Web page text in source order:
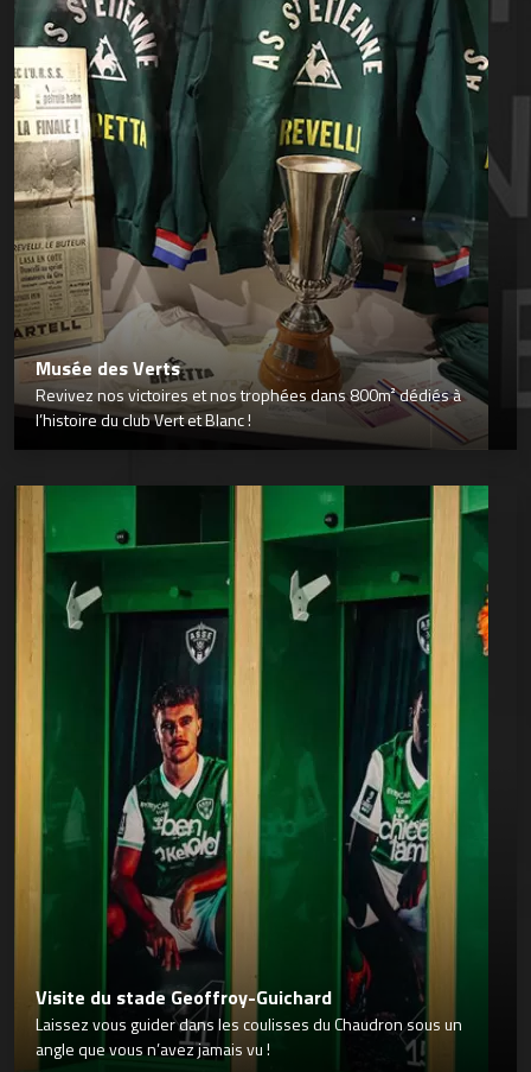
Musée des Verts
Revivez nos victoires et nos trophées dans 800m² dédiés à
l’histoire du club Vert et Blanc !
Visite du stade Geoffroy-Guichard
Laissez vous guider dans les coulisses du Chaudron sous un
angle que vous n’avez jamais vu !